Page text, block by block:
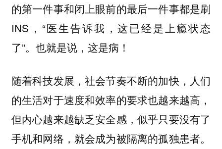
的第一件事和闭上眼前的最后一件事都是刷
INS，“医生告诉我，这已经是上瘾状态
了”。也就是说，这是病！
随着科技发展，社会节奏不断的加快，人们
的生活对于速度和效率的要求也越来越高，
但内心越来越缺乏安全感，似乎只要没有了
手机和网络，就会成为被隔离的孤独患者。